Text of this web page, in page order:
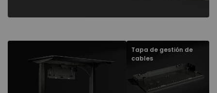
Tapa de gestión de
cables